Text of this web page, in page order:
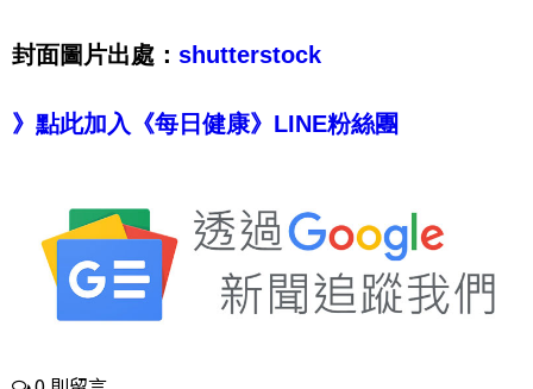
封面圖片出處： shutterstock
》點此加入《每日健康》LINE粉絲團